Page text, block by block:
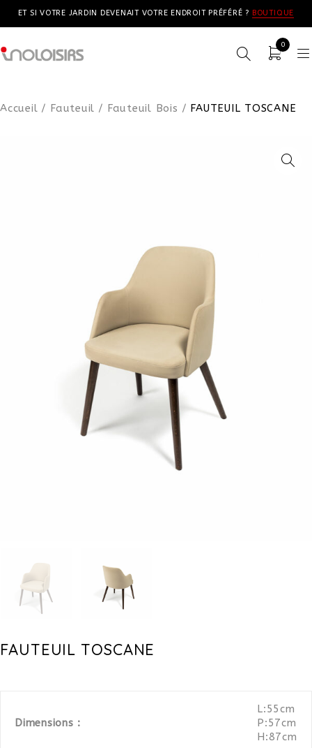
ET SI VOTRE JARDIN DEVENAIT VOTRE ENDROIT PRÉFÉRÉ ? BOUTIQUE
0
Accueil / Fauteuil / Fauteuil Bois / FAUTEUIL TOSCANE
FAUTEUIL TOSCANE
Dimensions :
L:55cm
P:57cm
H:87cm